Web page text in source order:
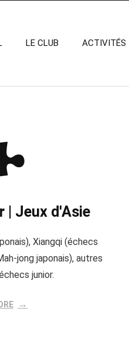
LE CLUB ACTIVITÉS
| Jeux d'Asie
Xiangqi (échecs
jong japonais), autres
junior.